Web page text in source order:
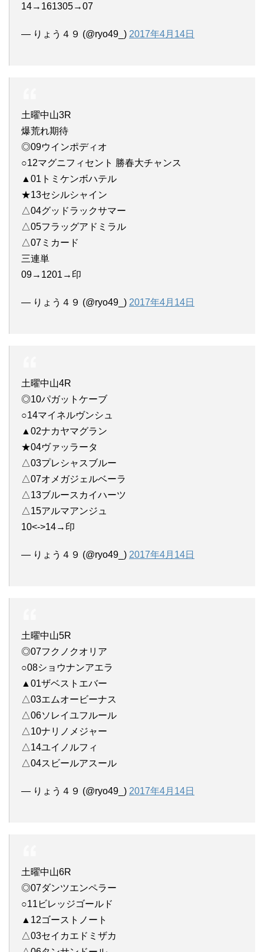
14→161305→07
— りょう４９ (@ryo49_) 2017年4月14日
土曜中山3R
爆荒れ期待
◎09ウインポディオ
○12マグニフィセント 勝春大チャンス
▲01トミケンボハテル
★13セシルシャイン
△04グッドラックサマー
△05フラッグアドミラル
△07ミカード
三連単
09→1201→印
— りょう４９ (@ryo49_) 2017年4月14日
土曜中山4R
◎10パガットケーブ
○14マイネルヴンシュ
▲02ナカヤマグラン
★04ヴァッラータ
△03プレシャスブルー
△07オメガジェルベーラ
△13ブルースカイハーツ
△15アルマアンジュ
10<->14→印
— りょう４９ (@ryo49_) 2017年4月14日
土曜中山5R
◎07フクノクオリア
○08ショウナンアエラ
▲01ザベストエバー
△03エムオービーナス
△06ソレイユフルール
△10ナリノメジャー
△14ユイノルフィ
△04スビールアスール
— りょう４９ (@ryo49_) 2017年4月14日
土曜中山6R
◎07ダンツエンペラー
○11ビレッジゴールド
▲12ゴーストノート
△03セイカエドミザカ